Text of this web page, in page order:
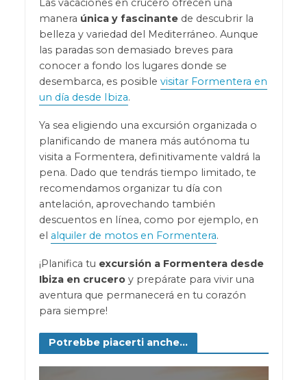
Las vacaciones en crucero ofrecen una
manera única y fascinantede descubrir la
belleza y variedad del Mediterráneo. Aunque
las paradas son demasiado breves para
conocer a fondo los lugares donde se
desembarca, es posible visitar Formentera en
un día desde Ibiza.
Ya sea eligiendo una excursión organizada o
planificando de manera más autónoma tu
visita a Formentera, definitivamente valdrá la
pena. Dado que tendrás tiempo limitado, te
recomendamos organizar tu día con
antelación, aprovechando también
descuentos en línea, como por ejemplo, en
el alquiler de motos en Formentera.
¡Planifica tu excursión a Formentera desde
Ibiza en crucero y prepárate para vivir una
aventura que permanecerá en tu corazón
para siempre!
Potrebbe piacerti anche...